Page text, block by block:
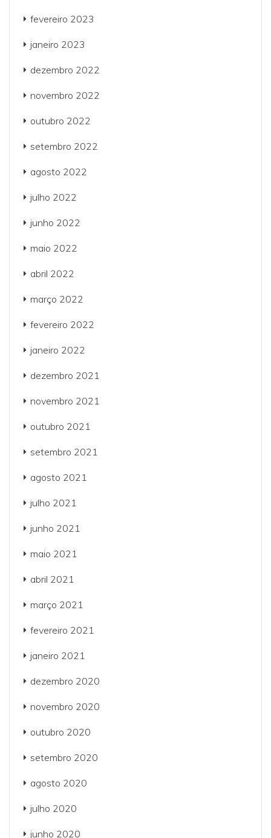
fevereiro 2023
janeiro 2023
dezembro 2022
novembro 2022
outubro 2022
setembro 2022
agosto 2022
julho 2022
junho 2022
maio 2022
abril 2022
março 2022
fevereiro 2022
janeiro 2022
dezembro 2021
novembro 2021
outubro 2021
setembro 2021
agosto 2021
julho 2021
junho 2021
maio 2021
abril 2021
março 2021
fevereiro 2021
janeiro 2021
dezembro 2020
novembro 2020
outubro 2020
setembro 2020
agosto 2020
julho 2020
junho 2020